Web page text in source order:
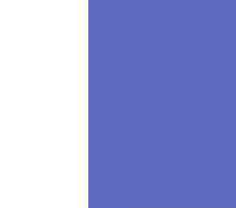
07 로직트리를 사용해야
에필로그 _운명을 바꾸고